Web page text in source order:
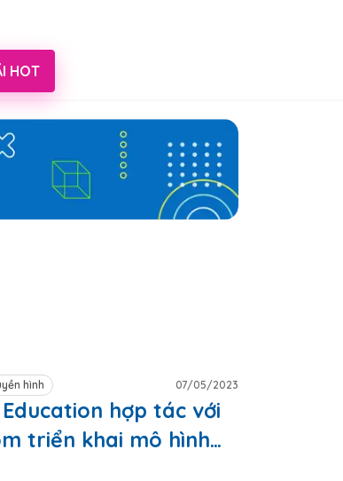
HOT
hình 07/05/2023
hợp tác với
triển khai mô hình